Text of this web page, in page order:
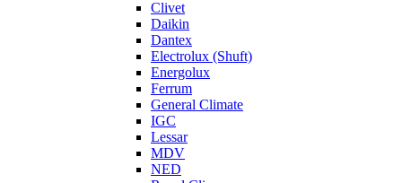
Clivet
Daikin
Dantex
Electrolux (Shuft)
Energolux
Ferrum
General Climate
IGC
Lessar
MDV
NED